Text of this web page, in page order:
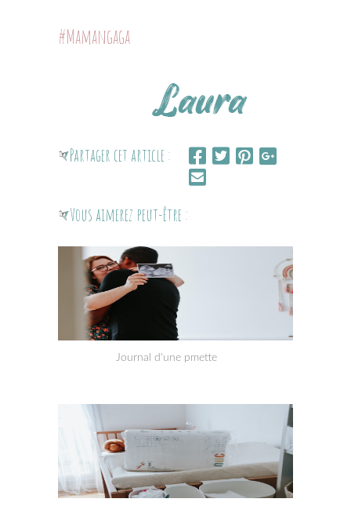
#Mamangaga
Partager cet article :
Vous aimerez peut-être :
Journal d'une pmette